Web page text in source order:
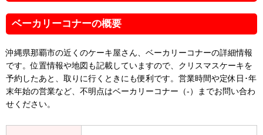
ベーカリーコナーの概要
沖縄県那覇市の近くのケーキ屋さん、ベーカリーコナーの詳細情報
です。位置情報や地図も記載していますので、クリスマスケーキを
予約したあと、取りに行くときにも便利です。営業時間や定休日･年
末年始の営業など、不明点はベーカリーコナー（-）までお問い合わ
せください。